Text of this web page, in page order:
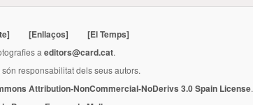
[Enllaços] [El Temps]
a editors@card.cat.
responsabilitat dels seus autors.
Attribution-NonCommercial-NoDerivs 3.0 Spain License.